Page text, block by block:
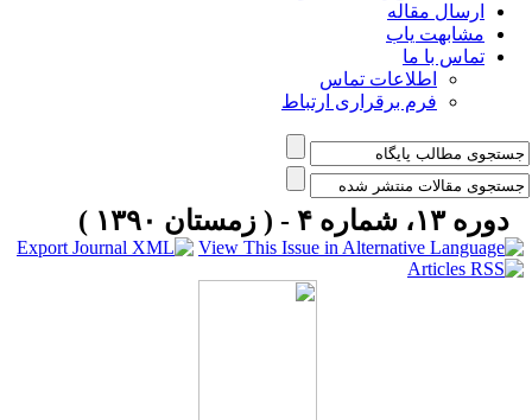
ارسال مقاله
مشابهت یاب
تماس با ما
اطلاعات تماس
فرم برقراری ارتباط
دوره ۱۳، شماره ۴ - ( زمستان ۱۳۹۰ )